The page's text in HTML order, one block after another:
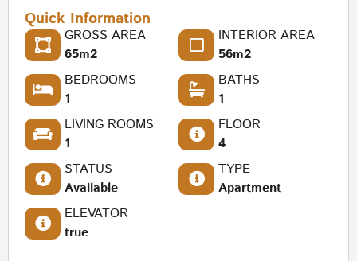
Quick Information
GROSS AREA
65m2
INTERIOR AREA
56m2
BEDROOMS
1
BATHS
1
LIVING ROOMS
1
FLOOR
4
STATUS
Available
TYPE
Apartment
ELEVATOR
true